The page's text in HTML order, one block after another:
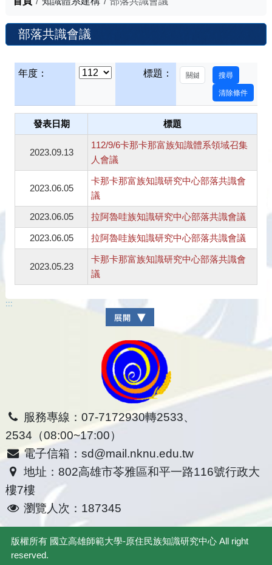
部落共識會議
年度： 標題：
發表日期 標題
2023.09.13
112/9/6卡那卡那富族知識體系領域召集
人會議
2023.06.05
卡那卡那富族知識研究中心部落共識會
議
2023.06.05 拉阿魯哇族知識研究中心部落共識會議
2023.06.05 拉阿魯哇族知識研究中心部落共識會議
2023.05.23
卡那卡那富族知識研究中心部落共識會
議
:::
服務專線：07-7172930轉2533、
2534（08:00~17:00）
電子信箱：sd@mail.nknu.edu.tw
地址：802高雄市苓雅區和平一路116號行政大
樓7樓
瀏覽人次：187345
版權所有 國立高雄師範大學-原住民族知識研究中心 All right
reserved.